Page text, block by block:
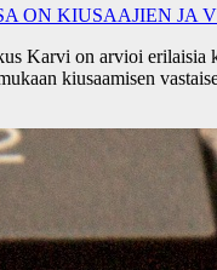
ON KIUSAAJIEN
Karvi on arvioi erilaisia
kiusaamisen